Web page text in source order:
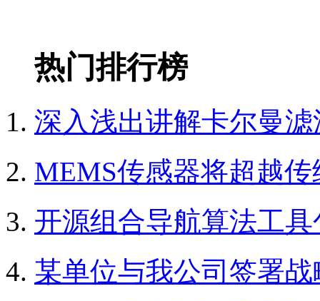
热门排行榜
深入浅出讲解卡尔曼
MEMS传感器将超越传
开源组合导航算法工
某单位与我公司签署